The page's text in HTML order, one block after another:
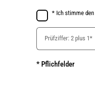
* Ich stimme den
* Pflichfelder